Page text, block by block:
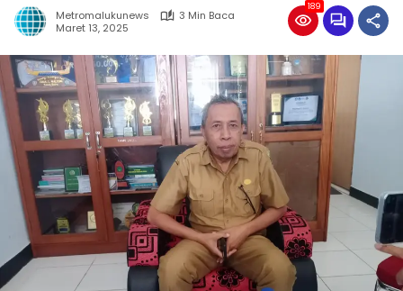
Metromalukunews
3 Min Baca
Maret 13, 2025
189